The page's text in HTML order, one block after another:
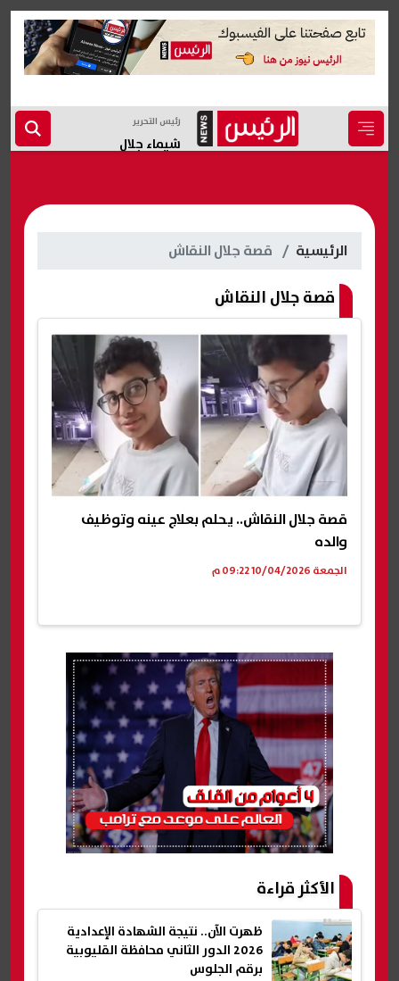
رئيس التحرير
شيماء جلال
الرئيسية قصة جلال النقاش
قصة جلال النقاش
قصة جلال النقاش.. يحلم بعلاج عينه وتوظيف
والده
الجمعة 10/04/2026 09:22 م
الأكثر قراءة
ظهرت الآن.. نتيجة الشهادة الإعدادية
2026 الدور الثاني محافظة القليوبية
برقم الجلوس